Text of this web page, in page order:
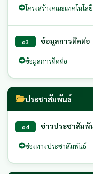
โครงสร้างคณะเทคโนโล
o3 ข้อมูลการติดต่อ
ข้อมูลการติดต่อ
ประชาสัมพันธ์
o4 ข่าวประชาสัมพั
ช่องทางประชาสัมพันธ์